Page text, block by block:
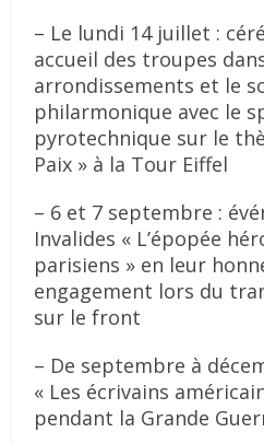
– Le lundi 14 juillet :
accueil des troupes
arrondissements et le
philarmonique avec le
pyrotechnique sur le
Paix » à la Tour Eiffel
– 6 et 7 septembre :
Invalides « L’épopée
parisiens » en leur
engagement lors du
sur le front
– De septembre à
« Les écrivains
pendant la Grande